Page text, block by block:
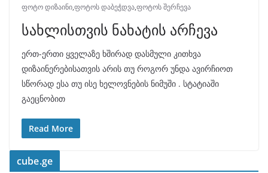
ფოტო დიზაინი,ფოტოს დაბეჭდვა,ფოტოს შერჩევა
სახლისთვის ნახატის არჩევა
ერთ-ერთი ყველაზე ხშირად დასმული კითხვა
დიზაინერებისათვის არის თუ როგორ უნდა ავირჩიოთ
სწორად ესა თუ ისე ხელოვნების ნიმუში . სტატიაში
გაეცნობით
Read More
cube.ge